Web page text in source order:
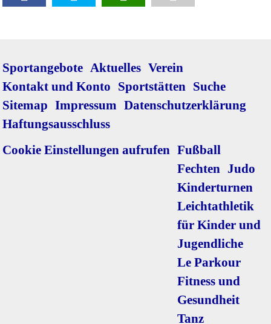
Navigation
überspringen
Sportangebote Aktuelles Verein
Kontakt und Konto Sportstätten Suche
Sitemap Impressum Datenschutzerklärung
Haftungsausschluss
Cookie Einstellungen aufrufen Navigation
überspringen
Fußball
Fechten Judo
Kinderturnen
Leichtathletik
für Kinder und
Jugendliche
Le Parkour
Fitness und
Gesundheit
Tanz